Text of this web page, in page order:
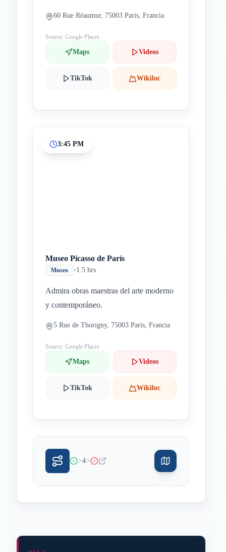
60 Rue Réaumur, 75003 Paris, Francia
Source: Google Places
Maps Videos
TikTok Wikiloc
3:45 PM
Museo Picasso de París
Museo •1.5 hrs
Admira obras maestras del arte moderno
y contemporáneo.
5 Rue de Thorigny, 75003 Paris, Francia
Source: Google Places
Maps Videos
TikTok Wikiloc
>4>